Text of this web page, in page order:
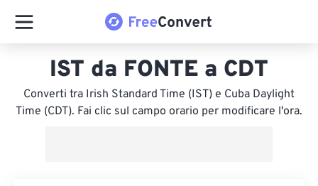
IST da FONTE a CDT
Converti tra Irish Standard Time (IST) e Cuba Daylight
Time (CDT). Fai clic sul campo orario per modificare l'ora.